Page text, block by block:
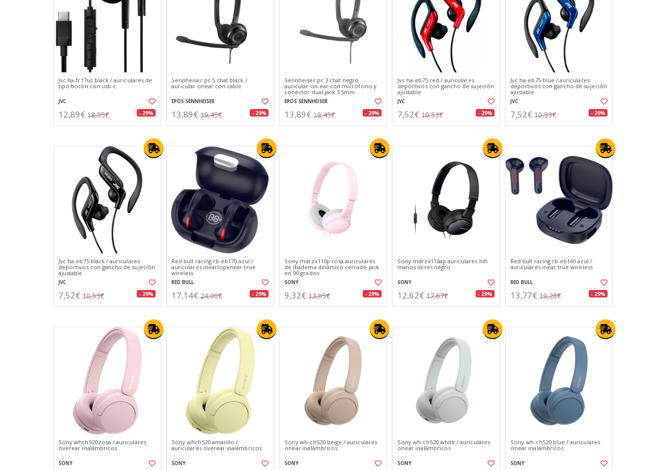
Jvc ha-fr17uc black / auriculares de
tipo botón con usb-c
JVC
12,89€ 18,05€ - 29%
Sennheiser pc 5 chat black /
auricular onear con cable
EPOS SENNHEISER
13,89€ 19,45€ - 29%
Sennheiser pc 3 chat negro
auricular on-ear con micrófono y
conector dual jack 3.5mm
EPOS SENNHEISER
13,89€ 19,45€ - 29%
Jvc ha-eb75 red / auriculares
deportivos con gancho de sujeción
ajustable
JVC
7,52€ 10,53€ - 29%
Jvc ha-eb75 blue / auriculares
deportivos con gancho de sujeción
ajustable
JVC
7,52€ 10,53€ - 29%
Jvc ha-eb75 black / auriculares
deportivos con gancho de sujeción
ajustable
JVC
7,52€ 10,53€ - 29%
Red bull racing rb-eb170 azul /
auriculares inear/openear true
wireless
RED BULL
17,14€ 24,00€ - 29%
Sony mdrzx110p rosa auriculares
de diadema dinámico cerrado jack
en 90 grados
SONY
9,32€ 13,05€ - 29%
Sony mdrzx110ap auriculares hifi
manos libres negro
SONY
12,62€ 17,67€ - 29%
Red bull racing rb-eb140 azul /
auriculares inear true wireless
RED BULL
13,77€ 19,28€ - 29%
Sony whch520 rosa / auriculares
overear inalámbricos
SONY
Sony whch520 amarillo /
auriculares overear inalámbricos
SONY
Sony wh-ch520 beige / auriculares
onear inalámbricos
SONY
Sony wh-ch520 white / auriculares
onear inalámbricos
SONY
Sony wh-ch520 blue / auriculares
onear inalámbricos
SONY